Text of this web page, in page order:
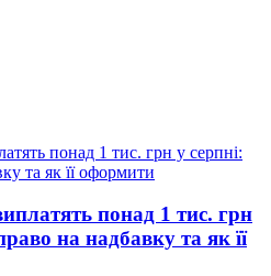
понад 1 тис. грн
на надбавку та як її